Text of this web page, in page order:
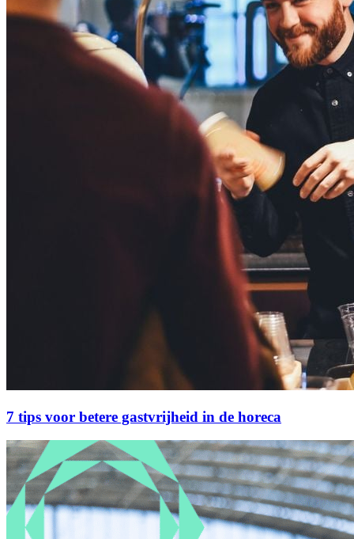
7 tips voor betere gastvrijheid in de horeca